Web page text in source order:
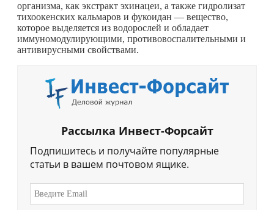
организма, как экстракт эхинацеи, а также гидролизат
тихоокенских кальмаров и фукоидан — вещество,
которое выделяется из водорослей и обладает
иммуномодулирующими, противовоспалительными и
антивирусными свойствами.
Рассылка Инвест-Форсайт
Подпишитесь и получайте популярные
статьи в вашем почтовом ящике.